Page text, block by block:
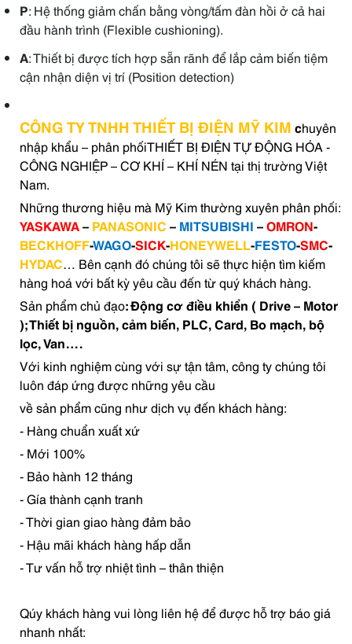
P: Hệ thống giảm chấn bằng vòng/tấm đàn hồi ở cả hai
đầu hành trình (Flexible cushioning).
A: Thiết bị được tích hợp sẵn rãnh để lắp cảm biến tiệm
cận nhận diện vị trí (Position detection)
CÔNG TY TNHH THIẾT BỊ ĐIỆN MỸ KIM chuyên
nhập khẩu – phân phốiTHIẾT BỊ ĐIỆN TỰ ĐỘNG HÓA -
CÔNG NGHIỆP – CƠ KHÍ – KHÍ NÉN tại thị trường Việt
Nam.
Những thương hiệu mà Mỹ Kim thường xuyên phân phối:
YASKAWA– PANASONIC – MITSUBISHI –OMRON-
BECKHOFF-WAGO-SICK-HONEYWELL-FESTO-SMC-
HYDAC… Bên cạnh đó chúng tôi sẽ thực hiện tìm kiếm
hàng hoá với bất kỳ yêu cầu đến từ quý khách hàng.
Sản phẩm chủ đạo: Động cơ điều khiển ( Drive – Motor
); Thiết bị nguồn, cảm biến, PLC, Card, Bo mạch, bộ
lọc, Van….
Với kinh nghiệm cùng với sự tận tâm, công ty chúng tôi
luôn đáp ứng được những yêu cầu
về sản phẩm cũng như dịch vụ đến khách hàng:
- Hàng chuẩn xuất xứ
- Mới 100%
- Bảo hành 12 tháng
- Gía thành cạnh tranh
- Thời gian giao hàng đảm bảo
- Hậu mãi khách hàng hấp dẫn
- Tư vấn hỗ trợ nhiệt tình – thân thiện
Qúy khách hàng vui lòng liên hệ để được hỗ trợ báo giá
nhanh nhất: